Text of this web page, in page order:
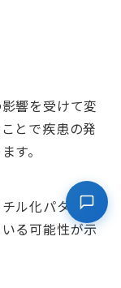
響を受けて変
とで疾患の発
す。
ル化パターン
る可能性が示